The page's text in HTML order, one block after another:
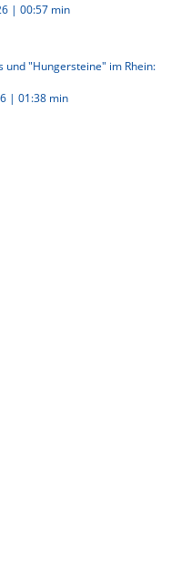
| 00:57 min
und "Hungersteine" im Rhein:
| 01:38 min